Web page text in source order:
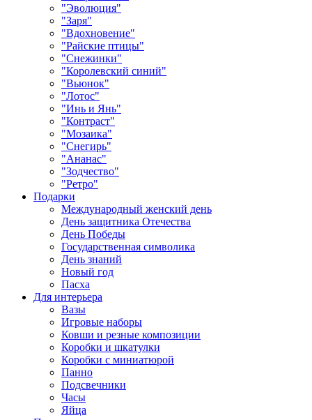
"Эволюция"
"Заря"
"Вдохновение"
"Райские птицы"
"Снежинки"
"Королевский синий"
"Вьюнок"
"Лотос"
"Инь и Янь"
"Контраст"
"Мозаика"
"Снегирь"
"Ананас"
"Зодчество"
"Ретро"
Подарки
Международный женский день
День защитника Отечества
День Победы
Государственная символика
День знаний
Новый год
Пасха
Для интерьера
Вазы
Игровые наборы
Ковши и резные композиции
Коробки и шкатулки
Коробки с миниатюрой
Панно
Подсвечники
Часы
Яйца